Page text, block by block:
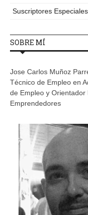
Suscriptores Especiales
SOBRE MÍ
Jose Carlos Muñoz
Técnico de Empleo en
de Empleo y
Emprendedores